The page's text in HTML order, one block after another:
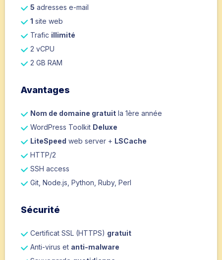
5 adresses e-mail
1 site web
Trafic illimité
2 vCPU
2 GB RAM
Avantages
Nom de domaine gratuit la 1ère année
WordPress Toolkit Deluxe
LiteSpeed web server + LSCache
HTTP/2
SSH access
Git, Node.js, Python, Ruby, Perl
Sécurité
Certificat SSL (HTTPS) gratuit
Anti-virus et anti-malware